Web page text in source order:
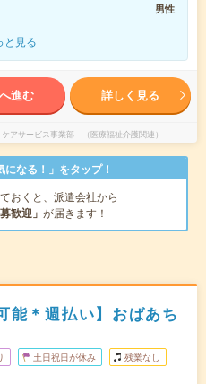
男性
と見る
進む 詳しく見る
アサービス事業部 （医療福祉介護関連）
なる！」をタップ！
おくと、派遣会社から
歓迎」 が届きます！
能＊週払い】おばあち
土日祝日が休み 残業なし